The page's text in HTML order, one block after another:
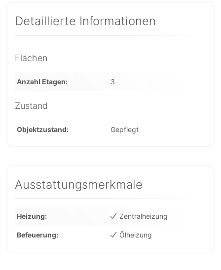
Detaillierte Informationen
Flächen
Anzahl Etagen 3
Zustand
Objektzustand Gepflegt
Ausstattungsmerkmale
Heizung Zentralheizung
Befeuerung Ölheizung